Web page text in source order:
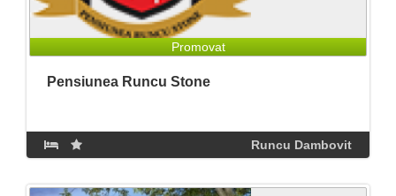
Promovat
Pensiunea Runcu Stone
Runcu Dambovit